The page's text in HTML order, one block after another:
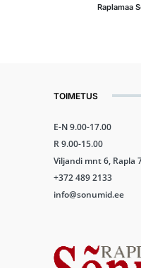
Raplamaa
TOIMETUS
E-N 9.00-17.00
R 9.00-15.00
Viljandi mnt 6, Rapla
+372 489 2133
info@sonumid.ee